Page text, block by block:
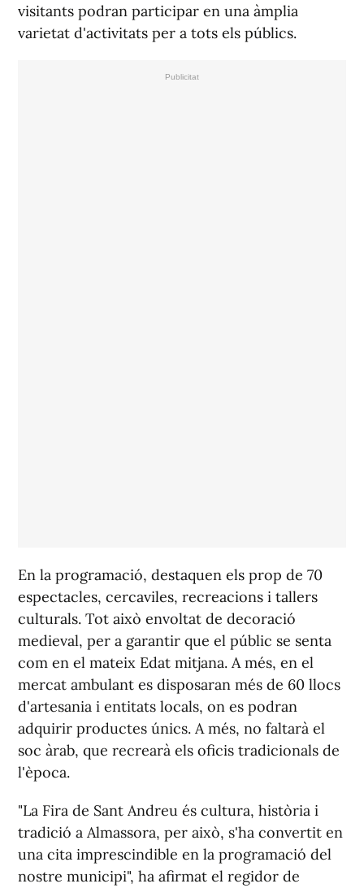
visitants podran participar en una àmplia
varietat d'activitats per a tots els públics.
En la programació, destaquen els prop de 70
espectacles, cercaviles, recreacions i tallers
culturals. Tot això envoltat de decoració
medieval, per a garantir que el públic se senta
com en el mateix Edat mitjana. A més, en el
mercat ambulant es disposaran més de 60 llocs
d'artesania i entitats locals, on es podran
adquirir productes únics. A més, no faltarà el
soc àrab, que recrearà els oficis tradicionals de
l'època.
"La Fira de Sant Andreu és cultura, història i
tradició a Almassora, per això, s'ha convertit en
una cita imprescindible en la programació del
nostre municipi", ha afirmat el regidor de